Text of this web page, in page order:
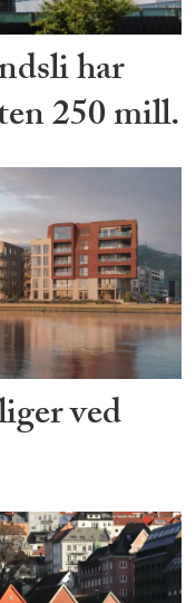
har
250 mill.
ved